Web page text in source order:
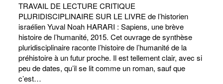
TRAVAIL DE LECTURE CRITIQUE
PLURIDISCIPLINAIRE SUR LE LIVRE de l’historien
israélien Yuval Noah HARARI : Sapiens, une brève
histoire de l’humanité, 2015. Cet ouvrage de synthèse
pluridisciplinaire raconte l’histoire de l’humanité de la
préhistoire à un futur proche. Il est tellement clair, avec si
peu de dates, qu’il se lit comme un roman, sauf que
c’est…